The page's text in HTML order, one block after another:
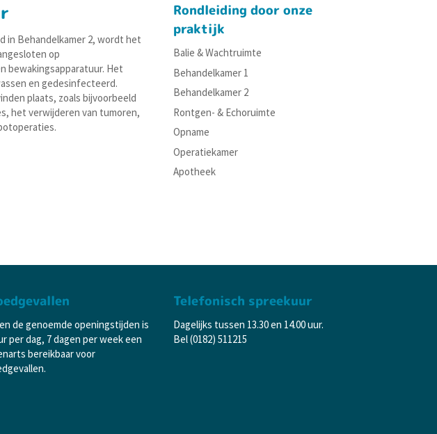
in Behandelkamer 2, wordt het
op
bewakingsapparatuur. Het
en gedesinfecteerd.
plaats, zoals bijvoorbeeld
het verwijderen van tumoren,
Rondleiding door onze
praktijk
Balie & Wachtruimte
Behandelkamer 1
Behandelkamer 2
Rontgen- & Echoruimte
Opname
Operatiekamer
Apotheek
de genoemde openingstijden is
per dag, 7 dagen per week een
bereikbaar voor
Telefonisch spreekuur
Dagelijks tussen 13.30 en 14.00 uur.
Bel (0182) 511215